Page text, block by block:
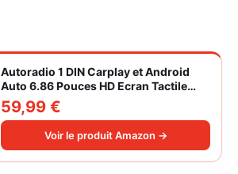
Autoradio 1 DIN Carplay et Android
Auto 6.86 Pouces HD Ecran Tactile
Poste Radio Voiture Soutien Lien
Miroir iOS/Android/Radio FM/USB/EQ
Autoradio Bluetooth Caméra de Recul
59,99 €
Voir le produit Amazon →